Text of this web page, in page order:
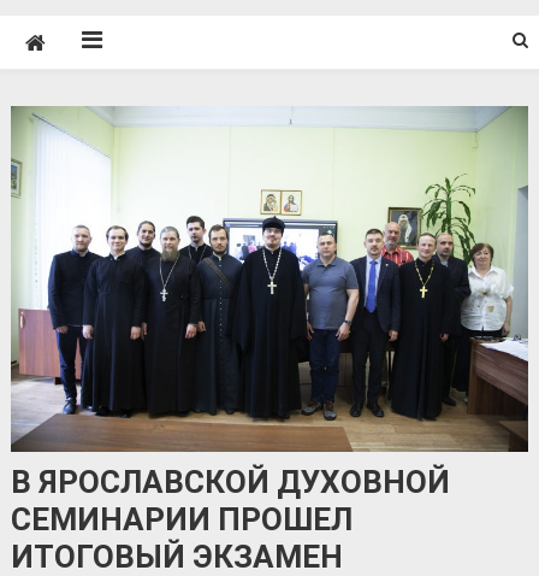
В ЯРОСЛАВСКОЙ ДУХОВНОЙ
СЕМИНАРИИ ПРОШЕЛ
ИТОГОВЫЙ ЭКЗАМЕН